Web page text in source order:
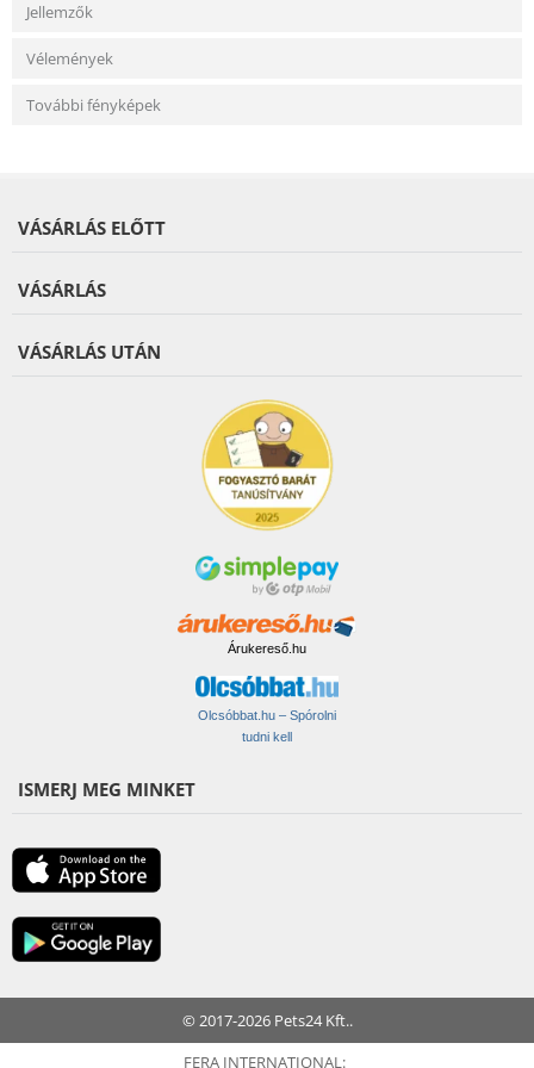
Jellemzők
Vélemények
További fényképek
VÁSÁRLÁS ELŐTT
VÁSÁRLÁS
VÁSÁRLÁS UTÁN
Árukereső.hu
Olcsóbbat.hu – Spórolni
tudni kell
ISMERJ MEG MINKET
© 2017-2026 Pets24 Kft..
FERA INTERNATIONAL: